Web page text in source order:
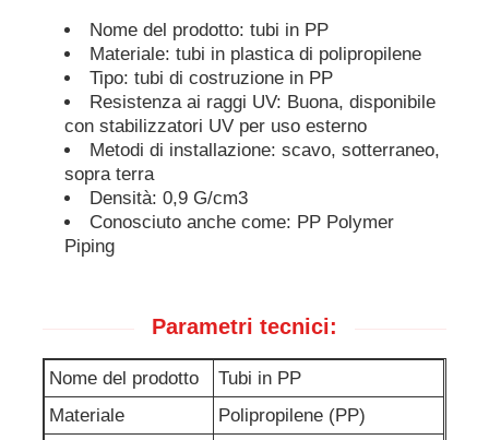
Nome del prodotto: tubi in PP
Materiale: tubi in plastica di polipropilene
Tipo: tubi di costruzione in PP
Resistenza ai raggi UV: Buona, disponibile
con stabilizzatori UV per uso esterno
Metodi di installazione: scavo, sotterraneo,
sopra terra
Densità: 0,9 G/cm3
Conosciuto anche come: PP Polymer
Piping
Parametri tecnici:
Nome del prodotto
Tubi in PP
Materiale
Polipropilene (PP)